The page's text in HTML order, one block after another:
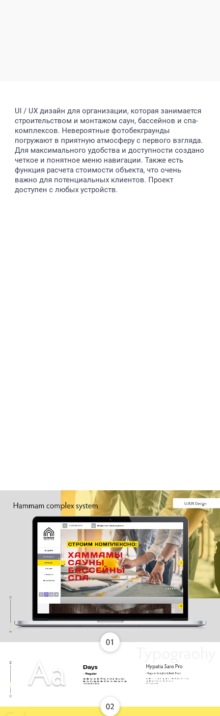
UI / UX дизайн для организации, которая занимается
строительством и монтажом саун, бассейнов и спа-
комплексов. Невероятные фотобекграунды
погружают в приятную атмосферу с первого взгляда.
Для максимального удобства и доступности создано
четкое и понятное меню навигации. Также есть
функция расчета стоимости объекта, что очень
важно для потенциальных клиентов. Проект
доступен с любых устройств.